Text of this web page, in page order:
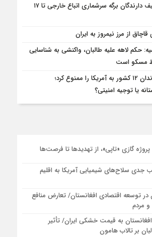
مهلت تعیین تکلیف دارندگان برگه سرشماری اتباع خارجی تا ۱۷
حکم لاهه علیه طالبان، واکنشی به شناسایی
مسکو است
ترامپ سفر شهروندان ۱۲ کشور به آمریکا را ممنوع کرد؛
یا توجیه امنیتی؟
پروژه گازی «تاپی»، از تهدیدها تا فرصت‌ها
جدی سلاح‌های شیمیایی آمریکا به اقلیم
توسعه اقتصادی افغانستان/ تعارض منافع
و مردم
به قیمت خشکی ایران/ تأثیر
بر تالاب هامون